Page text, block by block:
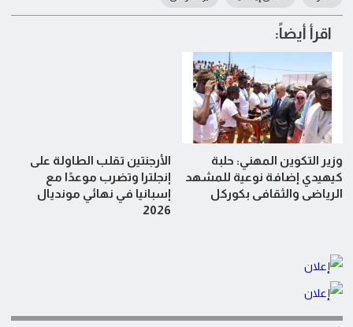
اقرأ أيضاً:
وزير التكوين المهني: حلبة
كيهيدي إضافة نوعية للمشهد
الرياضي والثقافي بكوركل
الأرجنتين تقلب الطاولة على
إنجلترا وتضرب موعدًا مع
إسبانيا في نهائي مونديال
2026